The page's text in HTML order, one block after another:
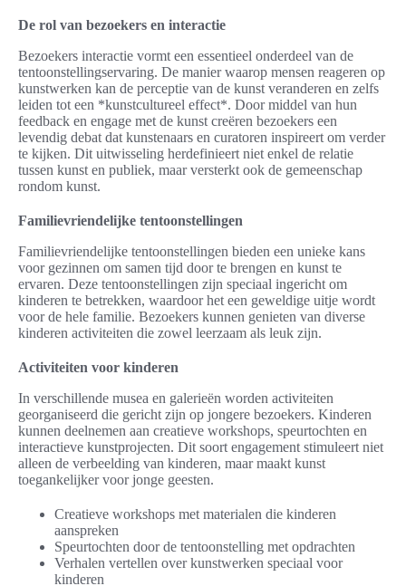
De rol van bezoekers en interactie
Bezoekers interactie vormt een essentieel onderdeel van de
tentoonstellingservaring. De manier waarop mensen reageren op
kunstwerken kan de perceptie van de kunst veranderen en zelfs
leiden tot een *kunstcultureel effect*. Door middel van hun
feedback en engage met de kunst creëren bezoekers een
levendig debat dat kunstenaars en curatoren inspireert om verder
te kijken. Dit uitwisseling herdefinieert niet enkel de relatie
tussen kunst en publiek, maar versterkt ook de gemeenschap
rondom kunst.
Familievriendelijke tentoonstellingen
Familievriendelijke tentoonstellingen bieden een unieke kans
voor gezinnen om samen tijd door te brengen en kunst te
ervaren. Deze tentoonstellingen zijn speciaal ingericht om
kinderen te betrekken, waardoor het een geweldige uitje wordt
voor de hele familie. Bezoekers kunnen genieten van diverse
kinderen activiteiten die zowel leerzaam als leuk zijn.
Activiteiten voor kinderen
In verschillende musea en galerieën worden activiteiten
georganiseerd die gericht zijn op jongere bezoekers. Kinderen
kunnen deelnemen aan creatieve workshops, speurtochten en
interactieve kunstprojecten. Dit soort engagement stimuleert niet
alleen de verbeelding van kinderen, maar maakt kunst
toegankelijker voor jonge geesten.
Creatieve workshops met materialen die kinderen
aanspreken
Speurtochten door de tentoonstelling met opdrachten
Verhalen vertellen over kunstwerken speciaal voor
kinderen